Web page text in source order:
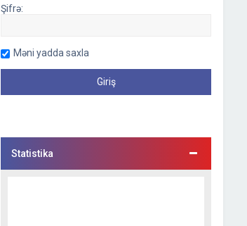
Şifrə:
Məni yadda saxla
Statistika